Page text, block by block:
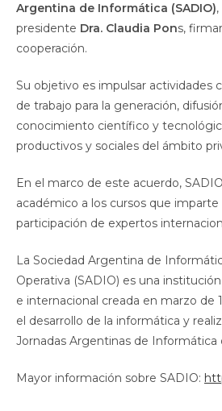
Argentina de Informática (SADIO)
presidente Dra. Claudia Pons,
cooperación.
Su objetivo es impulsar actividades
de trabajo para la generación,
conocimiento científico y
productivos y sociales del ámbito
En el marco de este acuerdo,
académico a los cursos que imparte
participación de expertos
La Sociedad Argentina de
Operativa (SADIO) es una
e internacional creada en marzo de
el desarrollo de la informática y
Jornadas Argentinas de Informática
Mayor información sobre SADIO: